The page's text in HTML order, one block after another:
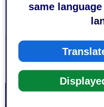
same
結婚新生活スマイル